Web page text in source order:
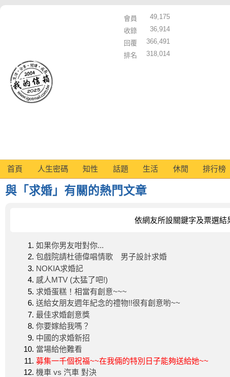
會員
49,175
收錄
36,914
回覆
366,491
排名
318,014
首頁 人生密碼 知性 話題 生活 休閒 排行榜
與「求婚」有關的熱門文章
依網友所設關鍵字及票選結
如果你男友咁對你...
包戲院請杜德偉唱情歌 男子設計求婚
NOKIA求婚記
感人MTV (太猛了吧!)
求婚蛋糕！相當有創意~~~
送給女朋友週年紀念的禮物!!很有創意喲~~
最佳求婚創意獎
你要嫁給我嗎？
中國的求婚新招
當場給他難看
募集一千個祝福~~在我倆的特別日子能夠送給她~~
機車 vs 汽車 對決